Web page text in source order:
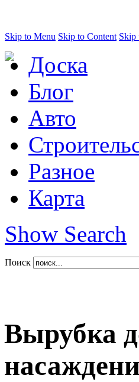
Skip to Menu Skip to Content Skip
Доска
Блог
Авто
Разное
Карта
Show Search
Поиск
Вырубка